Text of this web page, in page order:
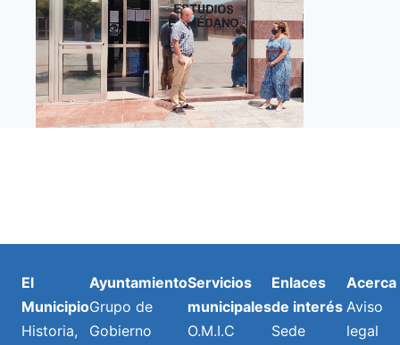
El
Municipio
Historia,
Ayuntamiento
Grupo de
Gobierno
Servicios
municipales
O.M.I.C
Enlaces
de interés
Sede
Acerca
Aviso
legal